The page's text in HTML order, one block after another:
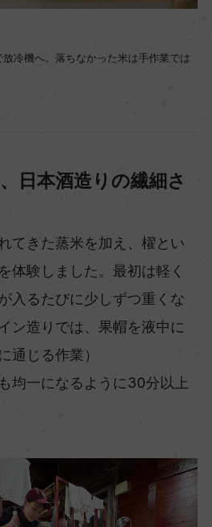
冷機へ。落ちなかった米は手作業では
日本酒造りの繊細さ
てきた蒸米を加え、櫂とい
体験しました。最初は軽く
入るたびに少しずつ重くな
ン造りでは、果帽を液中に
通じる作業）
均一になるように30分以上